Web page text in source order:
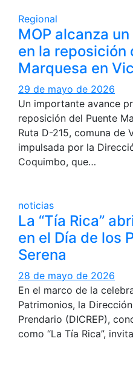
Regional
MOP alcanza
en la reposición
Marquesa en
29 de mayo de 2026
Un importante avance
reposición del Puente
Ruta D-215, comuna de
impulsada por la
Coquimbo, que…
noticias
La “Tía Rica”
en el Día de los
Serena
28 de mayo de 2026
En el marco de la
Patrimonios, la
Prendario (DICREP),
como “La Tía Rica”,